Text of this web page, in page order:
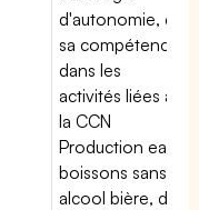
d'autonomie, de
sa compétence
dans les
activités liées à
la CCN
Production eaux
boissons sans
alcool bière, de